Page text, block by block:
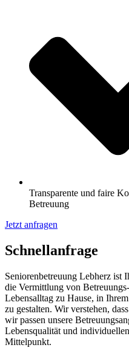
Transparente und faire
Betreuung
Jetzt anfragen
Schnell­anfrage
Seniorenbetreuung Lebherz ist
die Vermittlung von
Lebensalltag zu Hause, in
zu gestalten. Wir verstehen,
wir passen unsere
Lebensqualität und
Mittelpunkt.